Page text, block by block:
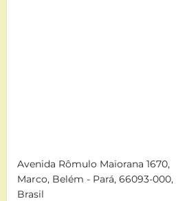
Avenida Rômulo Maiorana 1670,
Marco, Belém - Pará, 66093-000,
Brasil